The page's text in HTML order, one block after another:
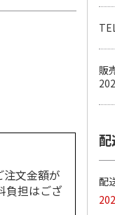
文金額が
負担はござ
販
配
配